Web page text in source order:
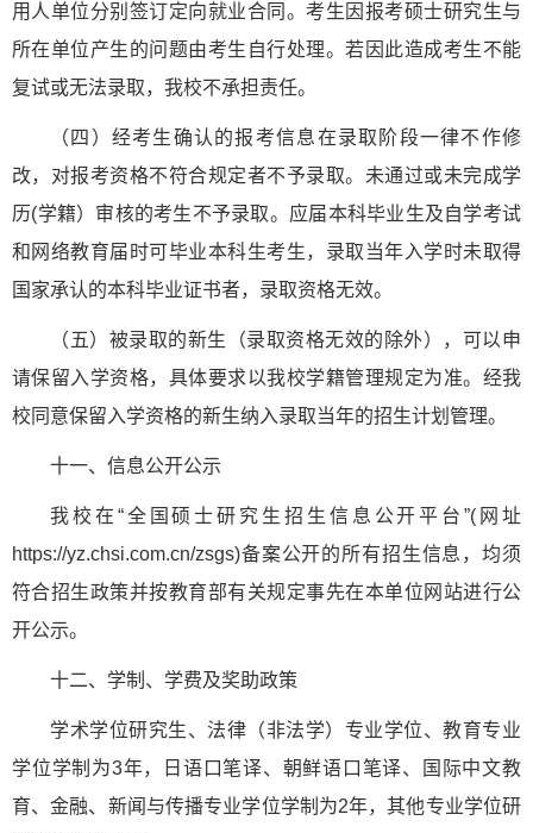
用人单位分别签订定向就业合同。考生因报考硕士研究生与
所在单位产生的问题由考生自行处理。若因此造成考生不能
复试或无法录取，我校不承担责任。
（四）经考生确认的报考信息在录取阶段一律不作修
改，对报考资格不符合规定者不予录取。未通过或未完成学
历(学籍）审核的考生不予录取。应届本科毕业生及自学考试
和网络教育届时可毕业本科生考生，录取当年入学时未取得
国家承认的本科毕业证书者，录取资格无效。
（五）被录取的新生（录取资格无效的除外），可以申
请保留入学资格，具体要求以我校学籍管理规定为准。经我
校同意保留入学资格的新生纳入录取当年的招生计划管理。
十一、信息公开公示
我校在“全国硕士研究生招生信息公开平台”(网址
https://yz.chsi.com.cn/zsgs)备案公开的所有招生信息，均须
符合招生政策并按教育部有关规定事先在本单位网站进行公
开公示。
十二、学制、学费及奖助政策
学术学位研究生、法律（非法学）专业学位、教育专业
学位学制为3年，日语口笔译、朝鲜语口笔译、国际中文教
育、金融、新闻与传播专业学位学制为2年，其他专业学位研